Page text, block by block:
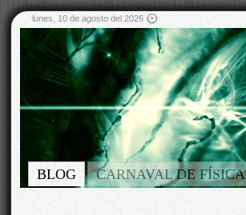
lunes, 10 de agosto del 2026
BLOG CARNAVAL DE FÍSICA